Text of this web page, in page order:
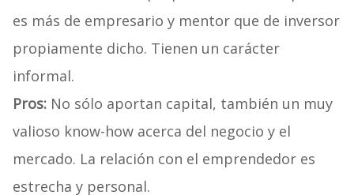
es más de empresario y mentor que de inversor
propiamente dicho. Tienen un carácter
informal.
Pros:No sólo aportan capital, también un muy
valioso know-how acerca del negocio y el
mercado. La relación con el emprendedor es
estrecha y personal.